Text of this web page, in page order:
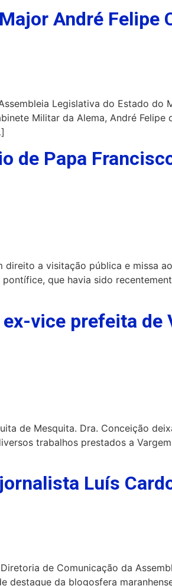
André Felipe
Legislativa do Estado do
Militar da Alema, André Felipe
de Papa
a visitação pública e missa
que havia sido
vice prefeita de
de Mesquita. Dra. Conceição
trabalhos prestados a
Luís
de Comunicação da
destaque da blogosfera